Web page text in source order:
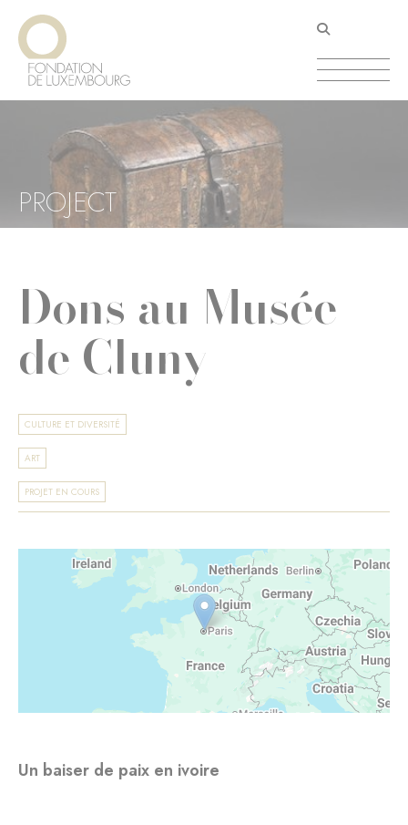
Aller
contenu
principal
PROJECT
Dons au Musée
de Cluny
CULTURE ET DIVERSITÉ
ART
PROJET EN COURS
Un baiser de paix en ivoire
Panneau de gestion des cookies